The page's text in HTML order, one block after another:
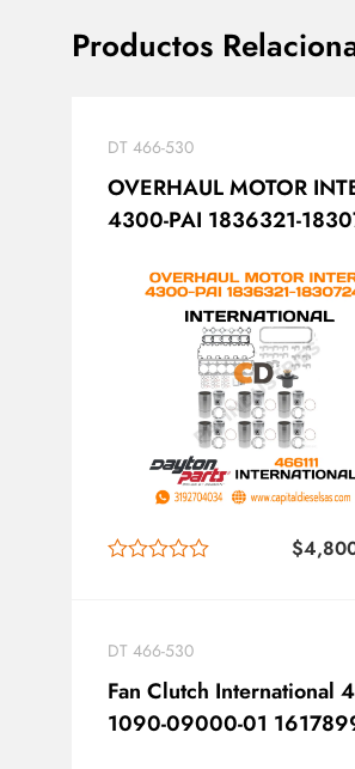
Productos
DT 466-530
OVERHAUL MOTOR
4300-PAI 1836321-
$
DT 466-530
Fan Clutch International
1090-09000-01